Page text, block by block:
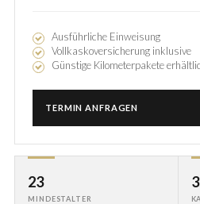
Ausführliche Einweisung
Vollkaskoversicherung inklusive
Günstige Kilometerpakete
TERMIN ANFRAGEN
23
MINDESTALTER